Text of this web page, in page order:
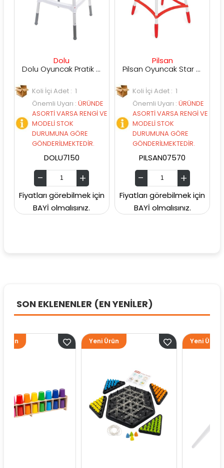
Dolu
Dolu Oyuncak Pratik Mama Sandalyesi
Koli İçi Adet : 1
Önemli Uyarı : ÜRÜNDE
ASORTİ VARSA RENGİ VE
MODELİ STOK
DURUMUNA GÖRE
GÖNDERİLMEKTEDİR.
DOLU7150
Fiyatları görebilmek için
BAYİ olmalısınız.
Pilsan
Pilsan Oyuncak Star Mama Sandalyesi (Kırmızı-Mavi-Pembe)
Koli İçi Adet : 1
Önemli Uyarı : ÜRÜNDE
ASORTİ VARSA RENGİ VE
MODELİ STOK
DURUMUNA GÖRE
GÖNDERİLMEKTEDİR.
PILSAN07570
Fiyatları görebilmek için
BAYİ olmalısınız.
SON EKLENENLER (EN YENİLER)
Yeni Ürün Yeni Ürün